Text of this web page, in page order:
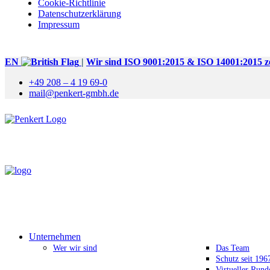
Cookie-Richtlinie
Datenschutzerklärung
Impressum
EN | Wir sind ISO 9001:2015 & ISO 14001:2015
+49 208 – 4 19 69-0
mail@penkert-gmbh.de
Unternehmen
Wer wir sind
Das Team
Schutz seit